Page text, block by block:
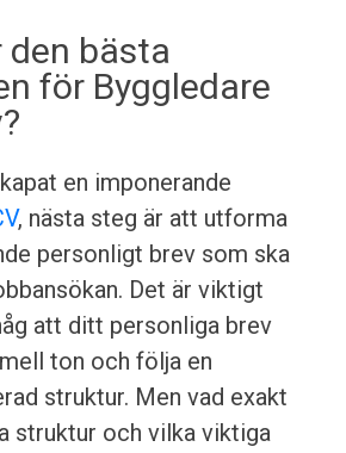
den bästa
för Byggledare
en imponerande
, nästa steg är att utforma
personligt brev som ska
Det är viktigt
att ditt personliga brev
ton och följa en
struktur. Men vad exakt
struktur och vilka viktiga